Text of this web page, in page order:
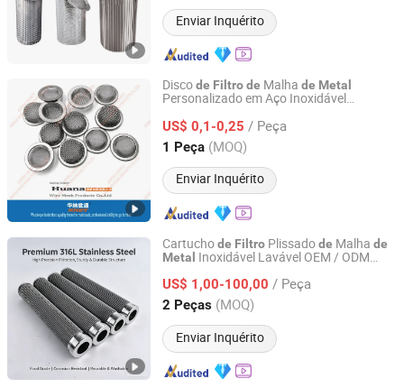
Enviar Inquérito
Discode Filtrode Malha de Metal
Personalizado em Aço Inoxidável
US$ 0,1-0,25 / Peça
1 Peça (MOQ)
Enviar Inquérito
Anping County Huana Wire Mesh Products Co., Ltd.
Hebei, China Desde 2023
Cartuchode Filtro Plissadode Malha de
Metal Inoxidável Lavável OEM / ODM
na RemoçãodePartículas e Névoa
Óleo e Água
US$ 1,00-100,00 / Peça
2 Peças (MOQ)
Enviar Inquérito
Xiamen Rongxufeng Technology Co., Ltd.
Fujian, China Desde 2026